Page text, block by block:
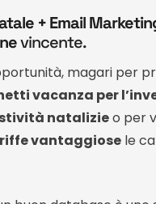
+ Email
vincente.
magari per
vacanza per
natalizieo per
vantaggiose le